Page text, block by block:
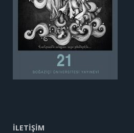
İLETİŞİM